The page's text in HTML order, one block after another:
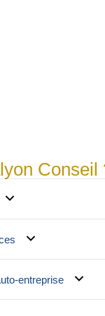
Conseil
entreprise